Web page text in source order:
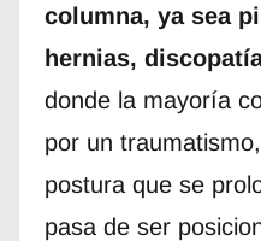
columna, ya sea
hernias,
donde la mayoría
por un
postura que se
pasa de ser